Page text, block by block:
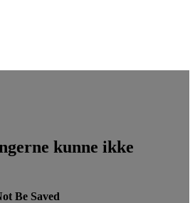
kunne ikke
Be Saved